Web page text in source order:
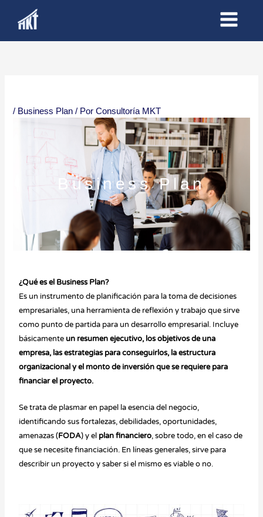
/ Business Plan / PorConsultoría MKT
Business Plan
¿Qué es el Business Plan?
Es un instrumento de planificación para la toma de decisiones
empresariales, una herramienta de reflexión y trabajo que sirve
como punto de partida para un desarrollo empresarial. Incluye
básicamente un resumen ejecutivo, los objetivos de una
empresa, las estrategias para conseguirlos, la estructura
organizacional y el monto de inversión que se requiere para
financiar el proyecto.
Se trata de plasmar en papel la esencia del negocio,
identificando sus fortalezas, debilidades, oportunidades,
amenazas (FODA) y el plan financiero, sobre todo, en el caso de
que se necesite financiación. En líneas generales, sirve para
describir un proyecto y saber si el mismo es viable o no.